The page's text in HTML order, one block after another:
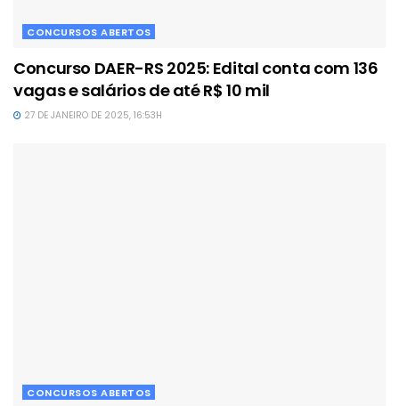
CONCURSOS ABERTOS
Concurso DAER-RS 2025: Edital conta com 136
vagas e salários de até R$ 10 mil
27 DE JANEIRO DE 2025, 16:53H
CONCURSOS ABERTOS